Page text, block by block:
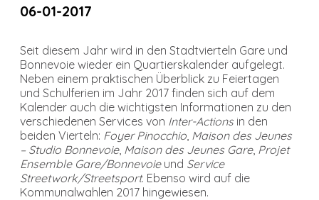
06-01-2017
Seit diesem Jahr wird in den Stadtvierteln Gare und
Bonnevoie wieder ein Quartierskalender aufgelegt.
Neben einem praktischen Überblick zu Feiertagen
und Schulferien im Jahr 2017 finden sich auf dem
Kalender auch die wichtigsten Informationen zu den
verschiedenen Services von Inter-Actions in den
beiden Vierteln: Foyer Pinocchio Maison des Jeunes
– Studio Bonnevoie, Maison des Jeunes Gare, Projet
Ensemble Gare/Bonnevoieund Service
Streetwork/Streetsport. Ebenso wird auf die
Kommunalwahlen 2017 hingewiesen.